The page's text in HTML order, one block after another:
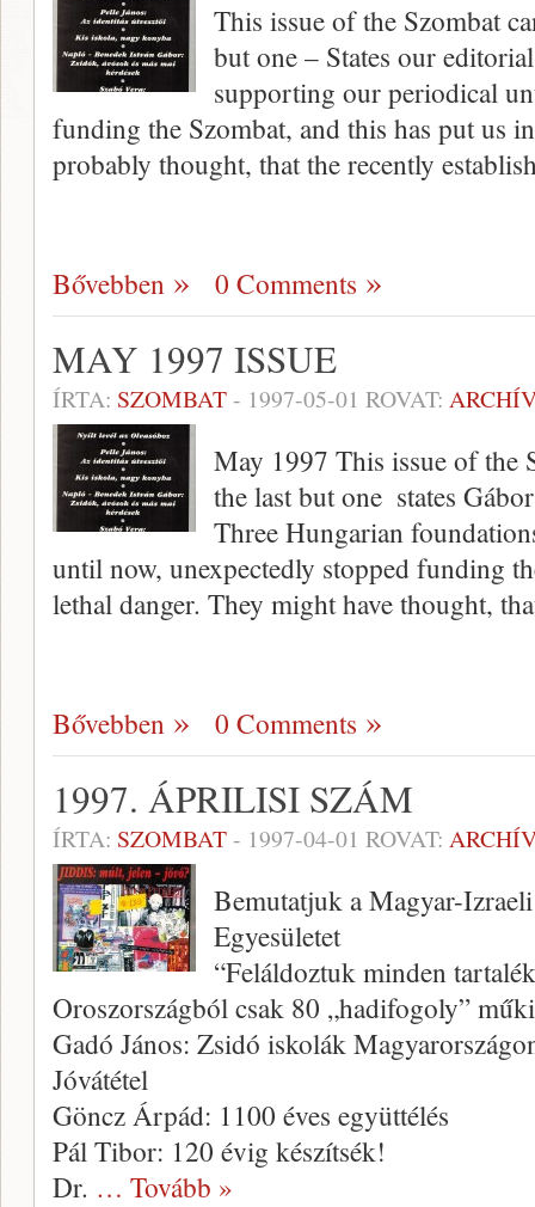
This issue of the Szombat
but one – States our
supporting our periodical
funding the Szombat, and this has put us
probably thought, that the recently
Bővebben 0 Comments
MAY 1997 ISSUE
ÍRTA: SZOMBAT- 1997-05-01 ROVAT:
May 1997 This issue of the
the last but one  states
Three Hungarian
until now, unexpectedly stopped funding
lethal danger. They might have thought,
Bővebben 0 Comments
1997. ÁPRILISI SZÁM
ÍRTA: SZOMBAT- 1997-04-01 ROVAT:
Bemutatjuk a Magyar-
Egyesületet
“Feláldoztuk minden
Oroszországból csak 80 „hadifogoly”
Gadó János: Zsidó iskolák
Jóvátétel
Göncz Árpád: 1100 éves együttélés
Pál Tibor: 120 évig készítsék!
Dr. … Tovább »